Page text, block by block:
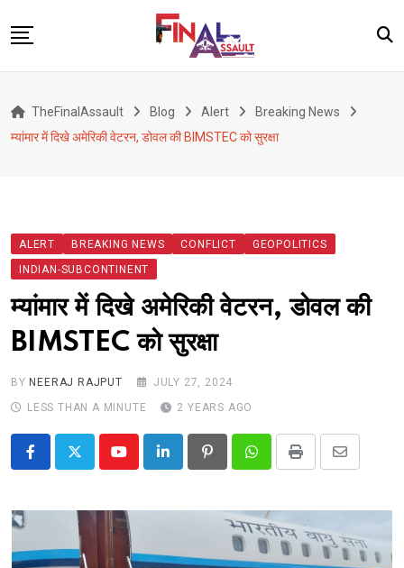
to
War
Alert
Classified
About Us
TheFinalAssault Blog Alert
Breaking News
म्यांमार में दिखे अमेरिकी वेटरन, डोवल की BIMSTEC को सुरक्षा
ALERT BREAKING NEWS CONFLICT
GEOPOLITICS
INDIAN-SUBCONTINENT
म्यांमार में दिखे अमेरिकी वेटरन, डोवल की
BIMSTEC को सुरक्षा
BYNEERAJ RAJPUT
JULY 27, 2024
LESS THAN A MINUTE
2 YEARS AGO
YoutubeLinkedIn PinterestWhatsappPrint
Share
Email